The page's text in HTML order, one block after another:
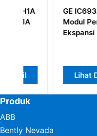
GE IC693APU301
Modul Penerima
Ekspansi
Lihat Detail
Produk
ABB
Bently Nevada